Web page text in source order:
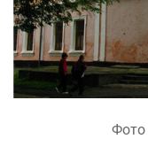
Фото